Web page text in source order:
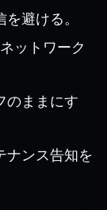
避ける。
ットワーク
のままにす
ナンス告知を